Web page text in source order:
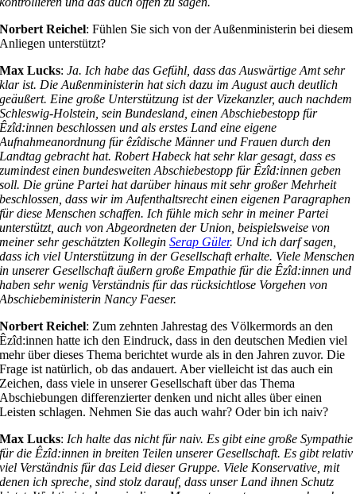
Norbert Reichel: Fühlen Sie sich von der Außenministerin bei diesem
Anliegen unterstützt?
Max Lucks: Ja. Ich habe das Gefühl, dass das Auswärtige Amt sehr
klar ist. Die Außenministerin hat sich dazu im August auch deutlich
geäußert. Eine große Unterstützung ist der Vizekanzler, auch nachdem
Schleswig-Holstein, sein Bundesland, einen Abschiebestopp für
Êzîd:innen beschlossen und als erstes Land eine eigene
Aufnahmeanordnung für êzîdische Männer und Frauen durch den
Landtag gebracht hat. Robert Habeck hat sehr klar gesagt, dass es
zumindest einen bundesweiten Abschiebestopp für Êzîd:innen geben
soll. Die grüne Partei hat darüber hinaus mit sehr großer Mehrheit
beschlossen, dass wir im Aufenthaltsrecht einen eigenen Paragraphen
für diese Menschen schaffen. Ich fühle mich sehr in meiner Partei
unterstützt, auch von Abgeordneten der Union, beispielsweise von
meiner sehr geschätzten KolleginSerap Güler. Und ich darf sagen,
dass ich viel Unterstützung in der Gesellschaft erhalte. Viele Menschen
in unserer Gesellschaft äußern große Empathie für die Êzîd:innen und
haben sehr wenig Verständnis für das rücksichtlose Vorgehen von
Abschiebeministerin Nancy Faeser.
Norbert Reichel: Zum zehnten Jahrestag des Völkermords an den
Êzîd:innen hatte ich den Eindruck, dass in den deutschen Medien viel
mehr über dieses Thema berichtet wurde als in den Jahren zuvor. Die
Frage ist natürlich, ob das andauert. Aber vielleicht ist das auch ein
Zeichen, dass viele in unserer Gesellschaft über das Thema
Abschiebungen differenzierter denken und nicht alles über einen
Leisten schlagen. Nehmen Sie das auch wahr? Oder bin ich naiv?
Max Lucks: Ich halte das nicht für naiv. Es gibt eine große Sympathie
für die Êzîd:innen in breiten Teilen unserer Gesellschaft. Es gibt relativ
viel Verständnis für das Leid dieser Gruppe. Viele Konservative, mit
denen ich spreche, sind stolz darauf, dass unser Land ihnen Schutz